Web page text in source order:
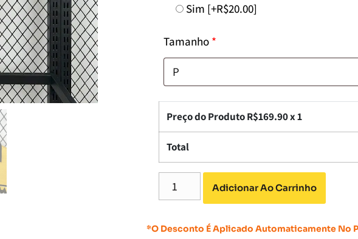
Sim [+R$20.00]
Tamanho *
Preço do Produto R$169.90x 1
Total
Adicionar Ao Carrinho
*O Desconto É Aplicado Automaticamente No